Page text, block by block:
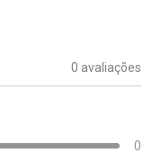
0 avaliações
0